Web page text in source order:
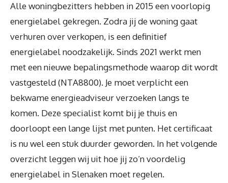
Alle woningbezitters hebben in 2015 een voorlopig
energielabel gekregen. Zodra jij de woning gaat
verhuren over verkopen, is een definitief
energielabel noodzakelijk. Sinds 2021 werkt men
met een nieuwe bepalingsmethode waarop dit wordt
vastgesteld (NTA8800). Je moet verplicht een
bekwame energieadviseur verzoeken langs te
komen. Deze specialist komt bij je thuis en
doorloopt een lange lijst met punten. Het certificaat
is nu wel een stuk duurder geworden. In het volgende
overzicht leggen wij uit hoe jij zo’n voordelig
energielabel in Slenaken moet regelen.